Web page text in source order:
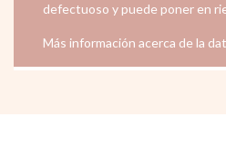
defectuoso y puede poner en
Más información acerca de la